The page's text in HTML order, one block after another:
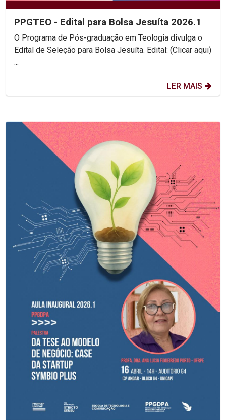
PPGTEO - Edital para Bolsa Jesuíta 2026.1
O Programa de Pós-graduação em Teologia divulga o
Edital de Seleção para Bolsa Jesuíta. Edital: (Clicar aqui)
...
LER MAIS